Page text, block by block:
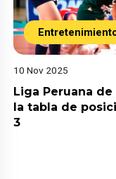
10 Nov 2025
Liga Peruana
la tabla de
3